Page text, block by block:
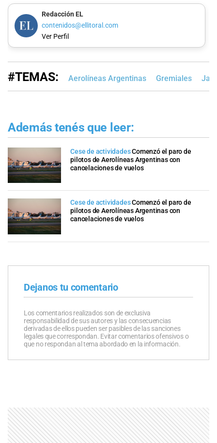
Redacción EL
contenidos@ellitoral.com
Ver Perfil
#TEMAS: Aerolíneas Argentinas Gremiales
Además tenés que leer:
Cese de actividadesComenzó el paro de
pilotos de Aerolíneas Argentinas con
cancelaciones de vuelos
Cese de actividadesComenzó el paro de
pilotos de Aerolíneas Argentinas con
cancelaciones de vuelos
Dejanos tu comentario
Los comentarios realizados son de exclusiva
responsabilidad de sus autores y las consecuencias
derivadas de ellos pueden ser pasibles de las sanciones
legales que correspondan. Evitar comentarios ofensivos o
que no respondan al tema abordado en la información.